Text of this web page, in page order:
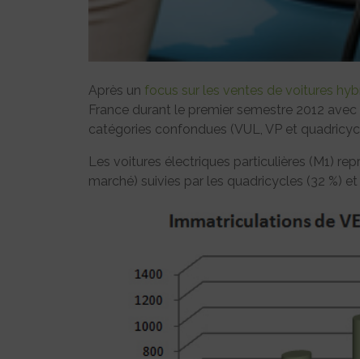
Après un focus sur les ventes de voitures
France durant le premier semestre 2012
catégories confondues (VUL, VP et
Les voitures électriques particulières (M1)
marché) suivies par les quadricycles (32 %)